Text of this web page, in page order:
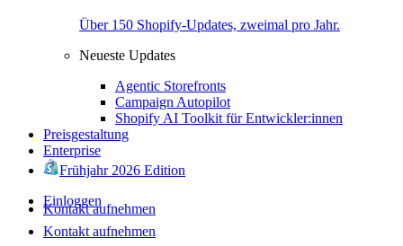
Über 150 Shopify-Updates, zweimal pro Jahr.
Neueste Updates
Agentic Storefronts
Campaign Autopilot
Shopify AI Toolkit für Entwickler:innen
Preisgestaltung
Enterprise
Frühjahr 2026 Edition
Einloggen
Kontakt aufnehmen
Kontakt aufnehmen